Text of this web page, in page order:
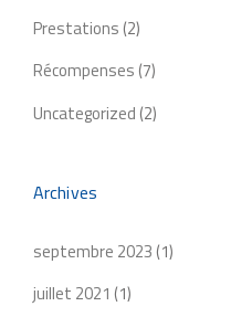
Prestations (2)
Récompenses (7)
Uncategorized (2)
Archives
septembre 2023 (1)
juillet 2021 (1)